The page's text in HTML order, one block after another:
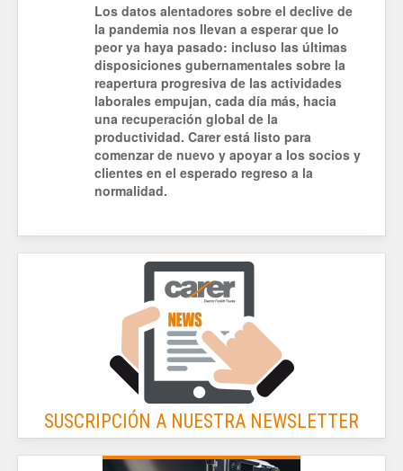
Los datos alentadores sobre el declive de
la pandemia nos llevan a esperar que lo
peor ya haya pasado: incluso las últimas
disposiciones gubernamentales sobre la
reapertura progresiva de las actividades
laborales empujan, cada día más, hacia
una recuperación global de la
productividad. Carer está listo para
comenzar de nuevo y apoyar a los socios y
clientes en el esperado regreso a la
normalidad.
SUSCRIPCIÓN A NUESTRA NEWSLETTER